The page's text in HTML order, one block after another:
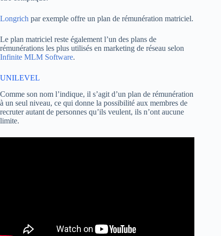
Longrich par exemple offre un plan de rémunération matriciel.
Le plan matriciel reste également l’un des plans de
rémunérations les plus utilisés en marketing de réseau selon
Infinite MLM Software.
UNILEVEL
Comme son nom l’indique, il s’agit d’un plan de rémunération
à un seul niveau, ce qui donne la possibilité aux membres de
recruter autant de personnes qu’ils veulent, ils n’ont aucune
limite.